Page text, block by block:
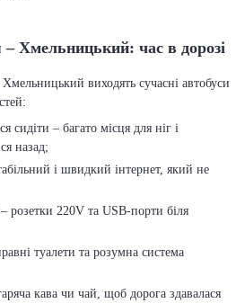
Хмельницький: час в дорозі
виходять сучасні автобуси
сидіти – багато місця для ніг і
назад;
і швидкий інтернет, який не
розетки 220V та USB-порти біля
туалети та розумна система
кава чи чай, щоб дорога здавалася